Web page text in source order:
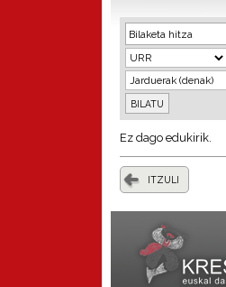
Ez dago edukirik.
ITZULI